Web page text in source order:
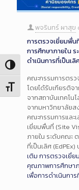
Toggle High Contrast
Toggle Font size
พจรินทร์ ผาสุข
การตรวจเยี่ยมพื่
การศึกษาภายใน
ดำเนินการที่เป็นเ
คณะกรรมการตร
โดยได้รับเกียรติจ
จากสถาบันเทคโน
จากมหาวิทยาลัย
คณะกรรมการและ
เยี่ยมพื่นที่ (Site
ภายใน ระดับคณะ
ที่เป็นเลิศ
เติม การตรวจเยี่ย
คุณภาพการศึกษา
เพื่อการดำเนินกา